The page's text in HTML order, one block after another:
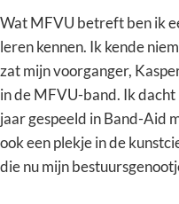
Wat MFVU betreft ben ik
leren kennen. Ik kende
zat mijn voorganger,
in de MFVU-band. Ik
jaar gespeeld in Band-Aid
ook een plekje in de
die nu mijn